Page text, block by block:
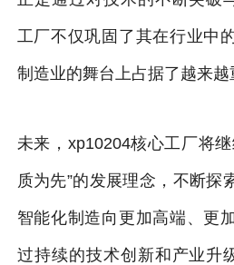
工厂不仅巩固了其在行业中
制造业的舞台上占据了越来越
未来，xp10204核心工厂将
质为先”的发展理念，不断探
智能化制造向更加高端、更
过持续的技术创新和产业升